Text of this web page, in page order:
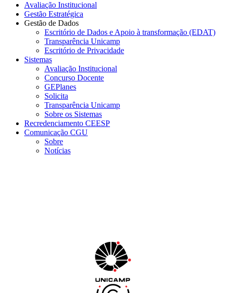
Avaliação Institucional
Gestão Estratégica
Gestão de Dados
Escritório de Dados e Apoio à transformação (EDAT)
Transparência Unicamp
Escritório de Privacidade
Sistemas
Avaliação Institucional
Concurso Docente
GEPlanes
Solicita
Transparência Unicamp
Sobre os Sistemas
Recredenciamento CEESP
Comunicação CGU
Sobre
Notícias